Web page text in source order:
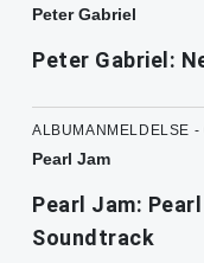
Peter Gabriel
Peter Gabriel:
ALBUMANMELDELSE -
Pearl Jam
Pearl Jam:
Soundtrack